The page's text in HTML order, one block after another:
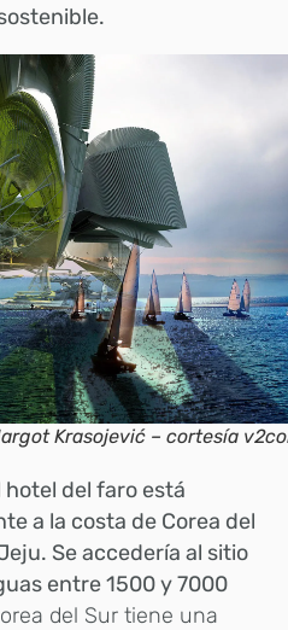
Krasojević – cortesía
del faro está
a la costa de Corea del
Se accedería al sitio
entre 1500 y 7000
del Sur tiene una